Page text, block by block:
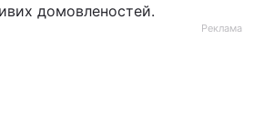
домовленостей.
Реклама